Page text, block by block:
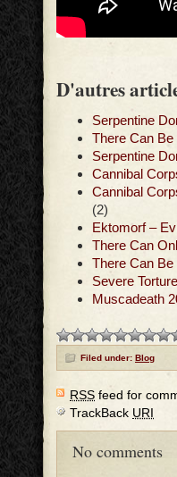
D'autres
Serpentine
There Can
Serpentine
Cannibal
Cannibal
(2)
Ektomorf –
There Can
There Can
Severe
Muscadeath
Filed under: Blog
RSS feed for
TrackBack URI
No comments